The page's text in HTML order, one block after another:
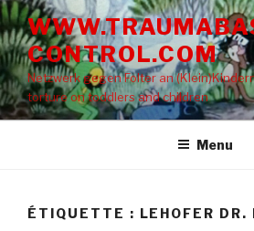
Aller
au
contenu
principal
CONTROL.COM
Netzwerk gegen Folter an
torture on toddlers and children
Menu
ÉTIQUETTE : LEHOFER DR.